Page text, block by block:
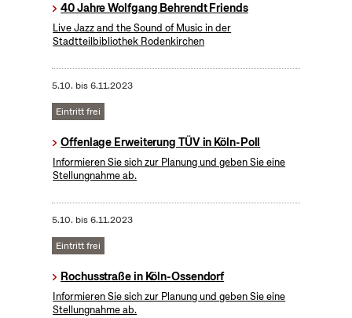
40 Jahre Wolfgang Behrendt Friends
Live Jazz and the Sound of Music in der
Stadtteilbibliothek Rodenkirchen
5.10. bis6.11.2023
Eintritt frei
Offenlage Erweiterung TÜV in Köln-Poll
Informieren Sie sich zur Planung und geben Sie eine
Stellungnahme ab.
5.10. bis6.11.2023
Eintritt frei
Rochusstraße in Köln-Ossendorf
Informieren Sie sich zur Planung und geben Sie eine
Stellungnahme ab.